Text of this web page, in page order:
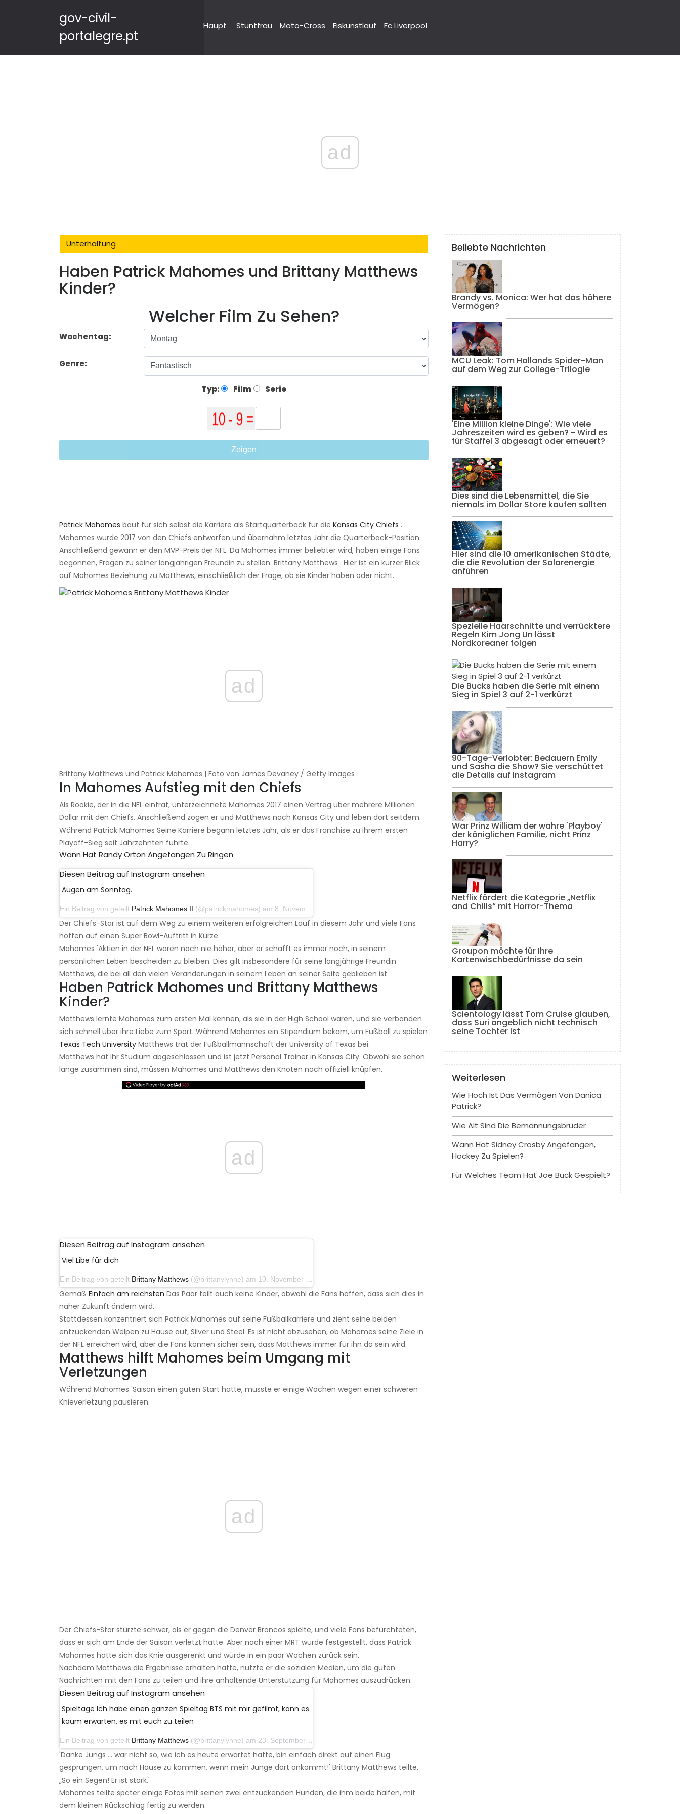
gov-civil-
portalegre.pt
Haupt Stuntfrau Moto-Cross Eiskunstlauf Fc Liverpool
ad
Unterhaltung
Haben Patrick Mahomes und Brittany Matthews
Kinder?
Welcher Film Zu Sehen?
Wochentag:
Genre:
Typ: Film Serie
Zeigen
Patrick Mahomes baut für sich selbst die Karriere als Startquarterback für die Kansas City Chiefs .
Mahomes wurde 2017 von den Chiefs entworfen und übernahm letztes Jahr die Quarterback-Position.
Anschließend gewann er den MVP-Preis der NFL. Da Mahomes immer beliebter wird, haben einige Fans
begonnen, Fragen zu seiner langjährigen Freundin zu stellen. Brittany Matthews . Hier ist ein kurzer Blick
auf Mahomes Beziehung zu Matthews, einschließlich der Frage, ob sie Kinder haben oder nicht.
ad
Brittany Matthews und Patrick Mahomes | Foto von James Devaney / Getty Images
In Mahomes Aufstieg mit den Chiefs
Als Rookie, der in die NFL eintrat, unterzeichnete Mahomes 2017 einen Vertrag über mehrere Millionen
Dollar mit den Chiefs. Anschließend zogen er und Matthews nach Kansas City und leben dort seitdem.
Während Patrick Mahomes Seine Karriere begann letztes Jahr, als er das Franchise zu ihrem ersten
Playoff-Sieg seit Jahrzehnten führte.
Wann Hat Randy Orton Angefangen Zu Ringen
Diesen Beitrag auf Instagram ansehen
Augen am Sonntag.
Ein Beitrag von geteilt Patrick Mahomes II (@patrickmahomes) am 8. November 2019 um 15:42 Uhr PST
Der Chiefs-Star ist auf dem Weg zu einem weiteren erfolgreichen Lauf in diesem Jahr und viele Fans
hoffen auf einen Super Bowl-Auftritt in Kürze.
Mahomes 'Aktien in der NFL waren noch nie höher, aber er schafft es immer noch, in seinem
persönlichen Leben bescheiden zu bleiben. Dies gilt insbesondere für seine langjährige Freundin
Matthews, die bei all den vielen Veränderungen in seinem Leben an seiner Seite geblieben ist.
Haben Patrick Mahomes und Brittany Matthews
Kinder?
Matthews lernte Mahomes zum ersten Mal kennen, als sie in der High School waren, und sie verbanden
sich schnell über ihre Liebe zum Sport. Während Mahomes ein Stipendium bekam, um Fußball zu spielen
Texas Tech University Matthews trat der Fußballmannschaft der University of Texas bei.
Matthews hat ihr Studium abgeschlossen und ist jetzt Personal Trainer in Kansas City. Obwohl sie schon
lange zusammen sind, müssen Mahomes und Matthews den Knoten noch offiziell knüpfen.
ad
Diesen Beitrag auf Instagram ansehen
Viel Libe für dich
Ein Beitrag von geteilt Brittany Matthews (@brittanylynne) am 10. November 2019 um 14:35 Uhr PST
Gemäß Einfach am reichsten Das Paar teilt auch keine Kinder, obwohl die Fans hoffen, dass sich dies in
naher Zukunft ändern wird.
Stattdessen konzentriert sich Patrick Mahomes auf seine Fußballkarriere und zieht seine beiden
entzückenden Welpen zu Hause auf, Silver und Steel. Es ist nicht abzusehen, ob Mahomes seine Ziele in
der NFL erreichen wird, aber die Fans können sicher sein, dass Matthews immer für ihn da sein wird.
Matthews hilft Mahomes beim Umgang mit
Verletzungen
Während Mahomes 'Saison einen guten Start hatte, musste er einige Wochen wegen einer schweren
Knieverletzung pausieren.
ad
Der Chiefs-Star stürzte schwer, als er gegen die Denver Broncos spielte, und viele Fans befürchteten,
dass er sich am Ende der Saison verletzt hatte. Aber nach einer MRT wurde festgestellt, dass Patrick
Mahomes hatte sich das Knie ausgerenkt und würde in ein paar Wochen zurück sein.
Nachdem Matthews die Ergebnisse erhalten hatte, nutzte er die sozialen Medien, um die guten
Nachrichten mit den Fans zu teilen und ihre anhaltende Unterstützung für Mahomes auszudrücken.
Diesen Beitrag auf Instagram ansehen
Spieltage Ich habe einen ganzen Spieltag BTS mit mir gefilmt, kann es
kaum erwarten, es mit euch zu teilen
Ein Beitrag von geteilt Brittany Matthews (@brittanylynne) am 23. September 2019 um 9:43 Uhr PDT
'Danke Jungs ... war nicht so, wie ich es heute erwartet hatte, bin einfach direkt auf einen Flug
gesprungen, um nach Hause zu kommen, wenn mein Junge dort ankommt!' Brittany Matthews teilte.
„So ein Segen! Er ist stark.'
Mahomes teilte später einige Fotos mit seinen zwei entzückenden Hunden, die ihm beide halfen, mit
dem kleinen Rückschlag fertig zu werden.
Beliebte Nachrichten
Brandy vs. Monica: Wer hat das höhere
Vermögen?
MCU Leak: Tom Hollands Spider-Man
auf dem Weg zur College-Trilogie
'Eine Million kleine Dinge': Wie viele
Jahreszeiten wird es geben? - Wird es
für Staffel 3 abgesagt oder erneuert?
Dies sind die Lebensmittel, die Sie
niemals im Dollar Store kaufen sollten
Hier sind die 10 amerikanischen Städte,
die die Revolution der Solarenergie
anführen
Spezielle Haarschnitte und verrücktere
Regeln Kim Jong Un lässt
Nordkoreaner folgen
Die Bucks haben die Serie mit einem
Sieg in Spiel 3 auf 2-1 verkürzt
90-Tage-Verlobter: Bedauern Emily
und Sasha die Show? Sie verschüttet
die Details auf Instagram
War Prinz William der wahre 'Playboy'
der königlichen Familie, nicht Prinz
Harry?
Netflix fördert die Kategorie „Netflix
and Chills“ mit Horror-Thema
Groupon möchte für Ihre
Kartenwischbedürfnisse da sein
Scientology lässt Tom Cruise glauben,
dass Suri angeblich nicht technisch
seine Tochter ist
Weiterlesen
Wie Hoch Ist Das Vermögen Von Danica
Patrick?
Wie Alt Sind Die Bemannungsbrüder
Wann Hat Sidney Crosby Angefangen,
Hockey Zu Spielen?
Für Welches Team Hat Joe Buck Gespielt?